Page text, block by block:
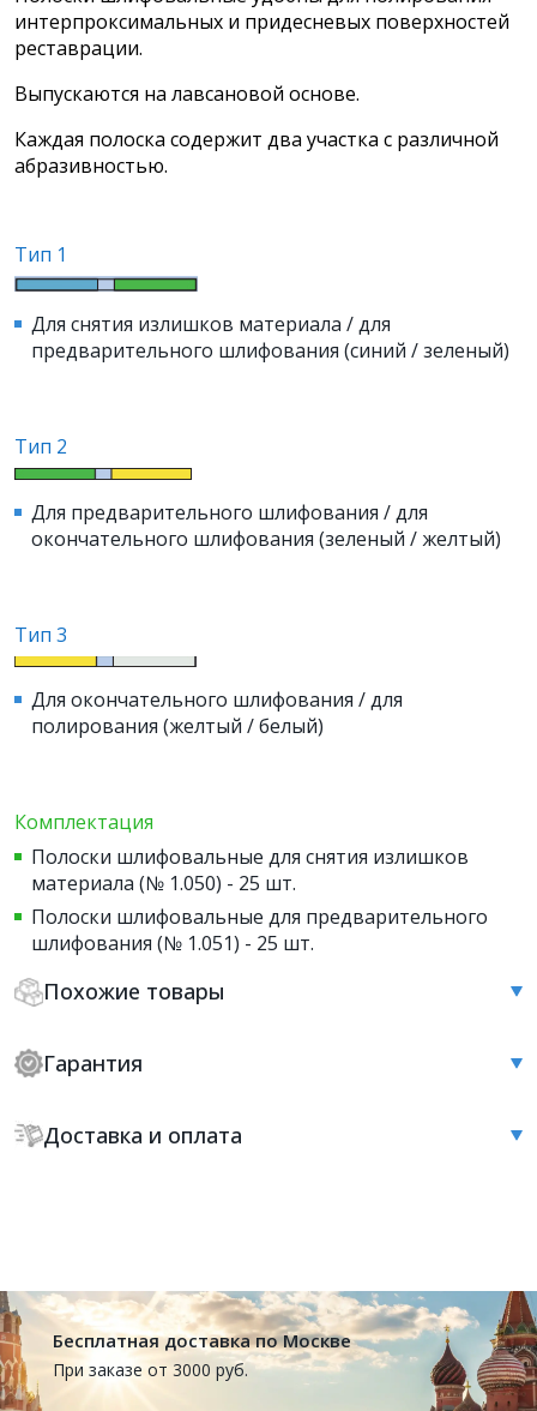
Похожие товары
Гарантия
Доставка и оплата
интерпроксимальных и придесневых поверхностей
реставрации.
Выпускаются на лавсановой основе.
Каждая полоска содержит два участка с различной
абразивностью.
Тип 1
Для снятия излишков материала / для
предварительного шлифования (синий / зеленый)
Тип 2
Для предварительного шлифования / для
окончательного шлифования (зеленый / желтый)
Тип 3
Для окончательного шлифования / для
полирования (желтый / белый)
Комплектация
Полоски шлифовальные для снятия излишков
материала (№ 1.050) - 25 шт.
Полоски шлифовальные для предварительного
шлифования (№ 1.051) - 25 шт.
Бесплатная доставка по Москве
При заказе от 3000 руб.